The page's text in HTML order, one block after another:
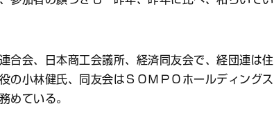
会、日本商工会議所、経済同友会で、経団連は住
の小林健氏、同友会はＳＯＭＰＯホールディングス
めている。